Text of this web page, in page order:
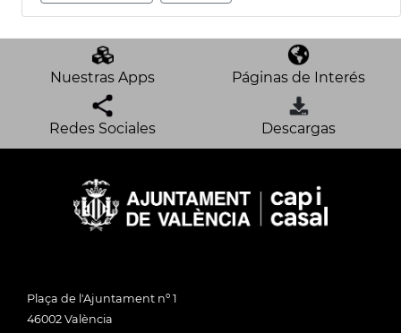
Nuestras Apps Páginas de Interés
Redes Sociales Descargas
Plaça de l'Ajuntament nº 1
46002 València